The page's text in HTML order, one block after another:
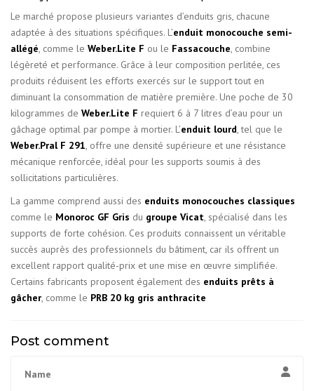
Le marché propose plusieurs variantes d’enduits gris, chacune
adaptée à des situations spécifiques. L’enduit monocouche semi-
allégé, comme le Weber.Lite F ou le Fassacouche, combine
légèreté et performance. Grâce à leur composition perlitée, ces
produits réduisent les efforts exercés sur le support tout en
diminuant la consommation de matière première. Une poche de 30
kilogrammes de Weber.Lite F requiert 6 à 7 litres d’eau pour un
gâchage optimal par pompe à mortier. L’enduit lourd, tel que le
Weber.Pral F 291, offre une densité supérieure et une résistance
mécanique renforcée, idéal pour les supports soumis à des
sollicitations particulières.
La gamme comprend aussi des enduits monocouches classiques
comme le Monoroc GF Gris du groupe Vicat, spécialisé dans les
supports de forte cohésion. Ces produits connaissent un véritable
succès auprès des professionnels du bâtiment, car ils offrent un
excellent rapport qualité-prix et une mise en œuvre simplifiée.
Certains fabricants proposent également des enduits prêts à
gâcher, comme le PRB 20 kg gris anthracite
Post comment